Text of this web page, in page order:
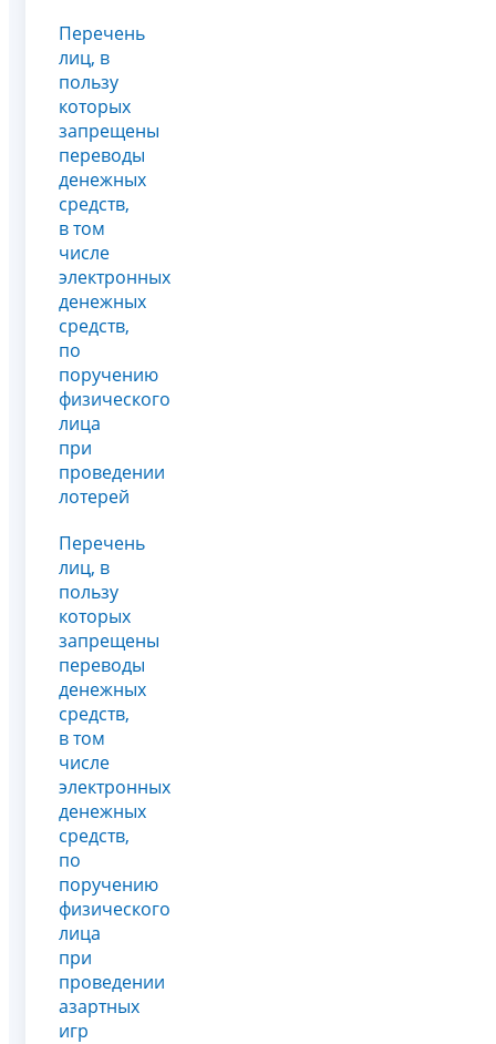
Перечень
лиц, в
пользу
которых
запрещены
переводы
денежных
средств,
в том
числе
электронных
денежных
средств,
по
поручению
физического
лица
при
проведении
лотерей
Перечень
лиц, в
пользу
которых
запрещены
переводы
денежных
средств,
в том
числе
электронных
денежных
средств,
по
поручению
физического
лица
при
проведении
азартных
игр